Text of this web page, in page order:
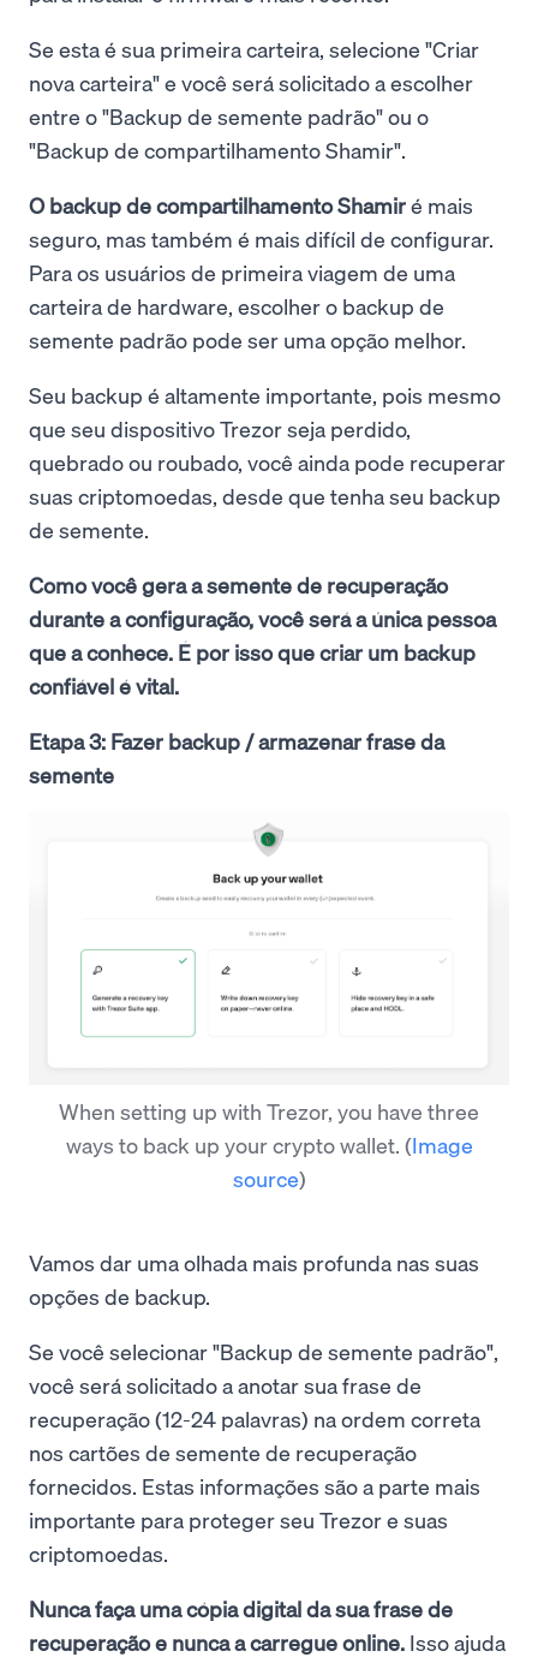
Se esta é sua primeira carteira, selecione "Criar
nova carteira" e você será solicitado a escolher
entre o "Backup de semente padrão" ou o
"Backup de compartilhamento Shamir".
O backup de compartilhamento Shamiré mais
seguro, mas também é mais difícil de configurar.
Para os usuários de primeira viagem de uma
carteira de hardware, escolher o backup de
semente padrão pode ser uma opção melhor.
Seu backup é altamente importante, pois mesmo
que seu dispositivo Trezor seja perdido,
quebrado ou roubado, você ainda pode recuperar
suas criptomoedas, desde que tenha seu backup
de semente.
Como você gera a semente de recuperação
durante a configuração, você será a única pessoa
que a conhece. É por isso que criar um backup
confiável é vital.
Etapa 3: Fazer backup / armazenar frase da
semente
When setting up with Trezor, you have three
ways to back up your crypto wallet. (Image
source)
Vamos dar uma olhada mais profunda nas suas
opções de backup.
Se você selecionar "Backup de semente padrão",
você será solicitado a anotar sua frase de
recuperação (12-24 palavras) na ordem correta
nos cartões de semente de recuperação
fornecidos. Estas informações são a parte mais
importante para proteger seu Trezor e suas
criptomoedas.
Nunca faça uma cópia digital da sua frase de
recuperação e nunca a carregue online. Isso ajuda